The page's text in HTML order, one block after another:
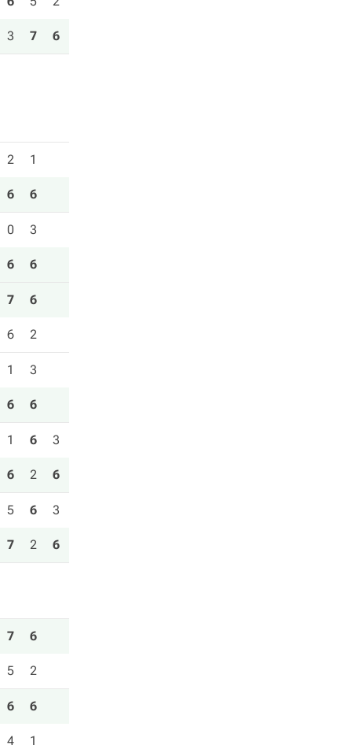
3 7 6
2 1
6 6
0 3
6 6
7 6
6 2
1 3
6 6
1 6 3
6 2 6
5 6 3
7 2 6
7 6
5 2
6 6
4 1